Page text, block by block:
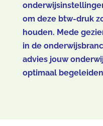
om deze btw-druk
houden. Mede
in de
advies jouw
optimaal